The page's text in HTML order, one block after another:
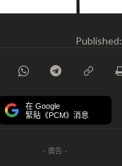
Published:
在 Google
緊貼《PCM》消息
- 廣告 -